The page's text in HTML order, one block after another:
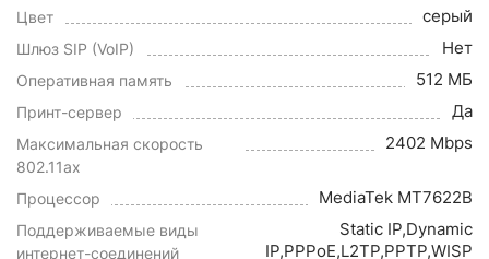
Цвет серый
Шлюз SIP (VoIP) Нет
Оперативная память 512 МБ
Принт-сервер Да
Максимальная скорость
802.11ax
2402 Mbps
Процессор MediaTek MT7622B
Поддерживаемые виды
интернет-соединений
Static IP,Dynamic
IP,PPPoE,L2TP,PPTP,WISP